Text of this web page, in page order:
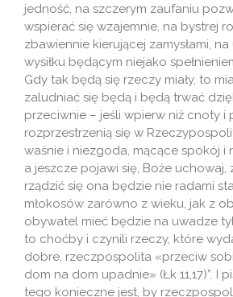
jedność, na szczerym zaufaniu
wspierać się wzajemnie, na bystrej
zbawiennie kierującej zamysłami,
wysiłku będącym niejako
Gdy tak będą się rzeczy miały, to
zaludniać się będą i będą trwać
przeciwnie – jeśli wpierw niż cnoty i
rozprzestrzenią się w
waśnie i niezgoda, mącące spokój i
a jeszcze pojawi się, Boże uchowaj,
rządzić się ona będzie nie radami
młokosów zarówno z wieku, jak z
obywatel mieć będzie na uwadze
to choćby i czynili rzeczy, które
dobre, rzeczpospolita «przeciw
dom na dom upadnie» (Łk 11,17)”. I
tego konieczne jest, by